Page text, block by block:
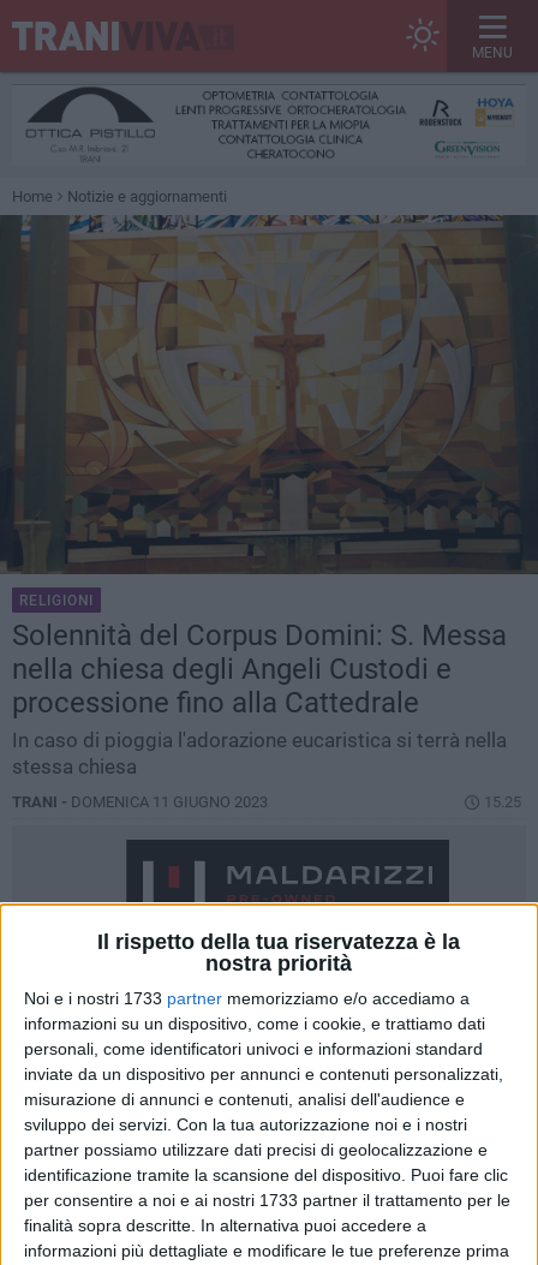
Il rispetto della tua riservatezza è la
nostra priorità
Noi e i nostri 1733 partner memorizziamo e/o accediamo a
informazioni su un dispositivo, come i cookie, e trattiamo dati
personali, come identificatori univoci e informazioni standard
inviate da un dispositivo per annunci e contenuti personalizzati,
misurazione di annunci e contenuti, analisi dell'audience e
sviluppo dei servizi. Con la tua autorizzazione noi e i nostri
partner possiamo utilizzare dati precisi di geolocalizzazione e
identificazione tramite la scansione del dispositivo. Puoi fare clic
per consentire a noi e ai nostri 1733 partner il trattamento per le
finalità sopra descritte. In alternativa puoi accedere a
informazioni più dettagliate e modificare le tue preferenze prima
MENU
Home Notizie e aggiornamenti
RELIGIONI
Solennità del Corpus Domini: S. Messa
nella chiesa degli Angeli Custodi e
processione fino alla Cattedrale
In caso di pioggia l'adorazione eucaristica si terrà nella
stessa chiesa
TRANI - DOMENICA 11 GIUGNO 2023 15.25